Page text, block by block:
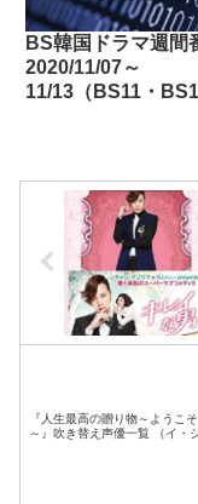
BS韓国ドラマ週間
2020/11/07～
11/13（BS11・
『人生最高の贈り物～ようこ
～』吹き替え声優一覧 （イ・